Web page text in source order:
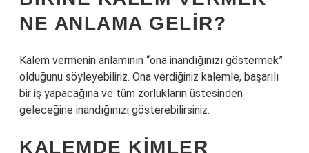
NE ANLAMA GELIR?
Kalem vermenin anlamının “ona inandığınızı göstermek”
olduğunu söyleyebiliriz. Ona verdiğiniz kalemle, başarılı
bir iş yapacağına ve tüm zorlukların üstesinden
geleceğine inandığınızı gösterebilirsiniz.
KALEMDE KIMLER